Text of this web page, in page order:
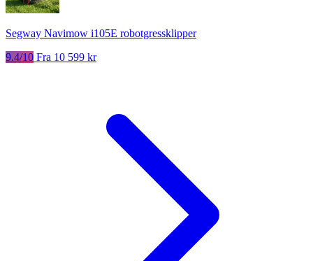
Segway Navimow i105E robotgressklipper
9.4/10 Fra 10 599 kr